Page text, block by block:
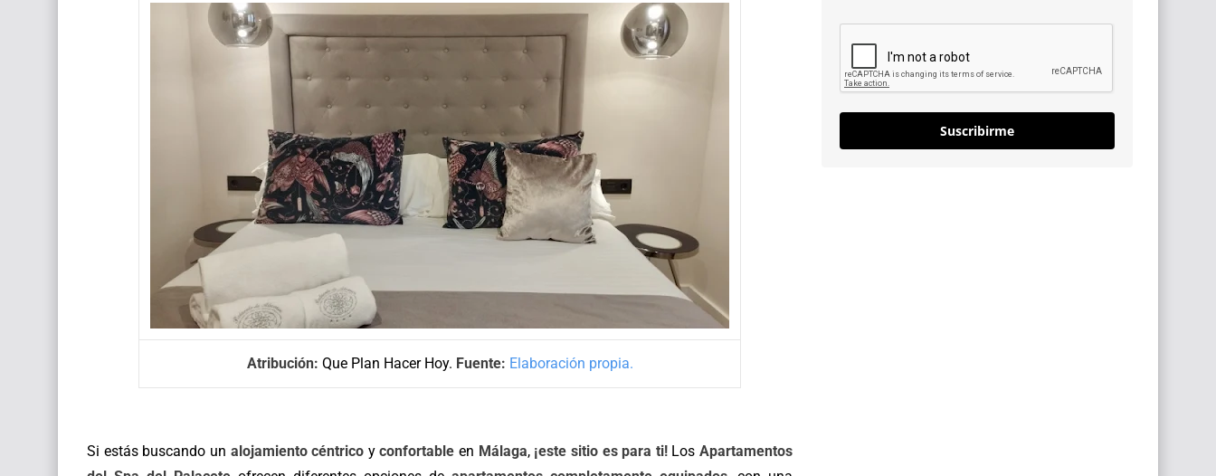
Atribución: Que Plan Hacer Hoy. Fuente: Elaboración propia.
Si estás buscando un alojamiento céntrico yconfortable en Málaga, ¡este sitio es para ti!Los Apartamentos
Suscribirme